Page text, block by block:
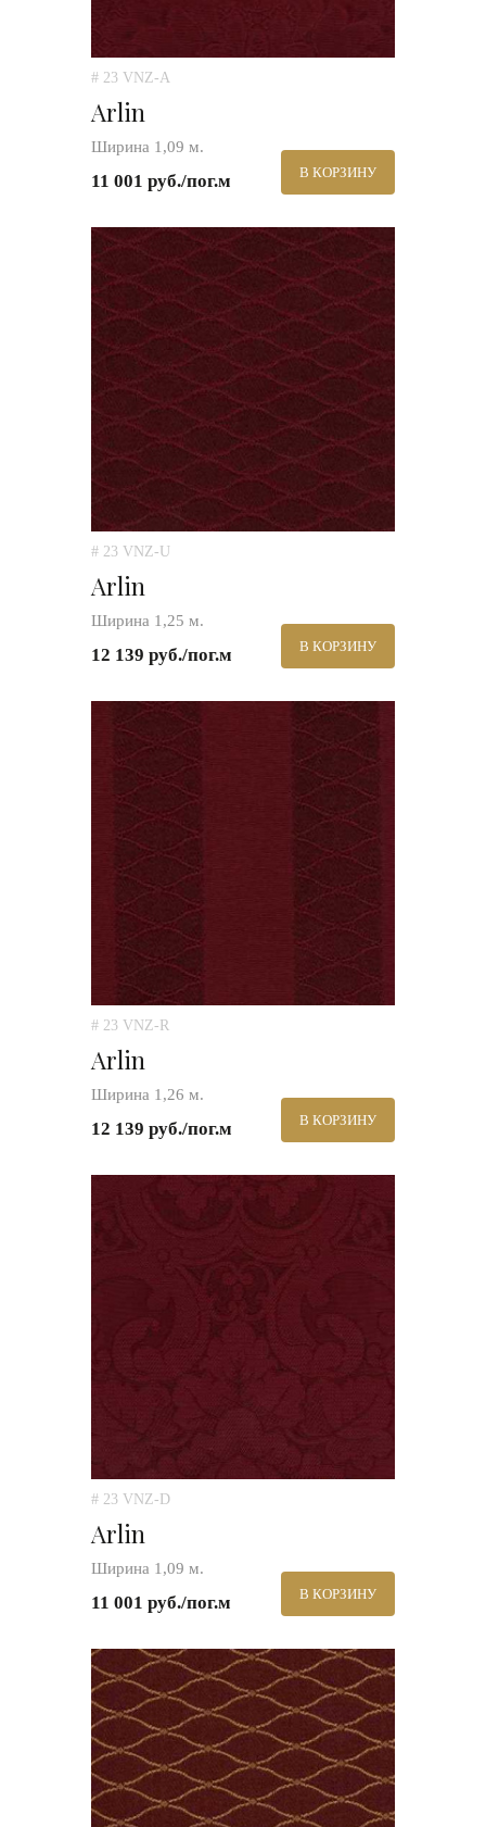
# 23 VNZ-A
Arlin
Ширина 1,09 м.
11 001 руб./пог.м В КОРЗИНУ
# 23 VNZ-U
Arlin
Ширина 1,25 м.
12 139 руб./пог.м В КОРЗИНУ
# 23 VNZ-R
Arlin
Ширина 1,26 м.
12 139 руб./пог.м В КОРЗИНУ
# 23 VNZ-D
Arlin
Ширина 1,09 м.
11 001 руб./пог.м В КОРЗИНУ